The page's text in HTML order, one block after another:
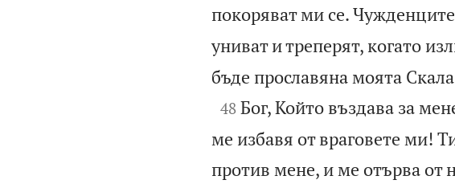
покоряват ми се.
униват и треперят, когато
бъде прославяна моята

48 Бог, Който въздава за
ме избавя от враговете ми!
против мене, и ме отърва от